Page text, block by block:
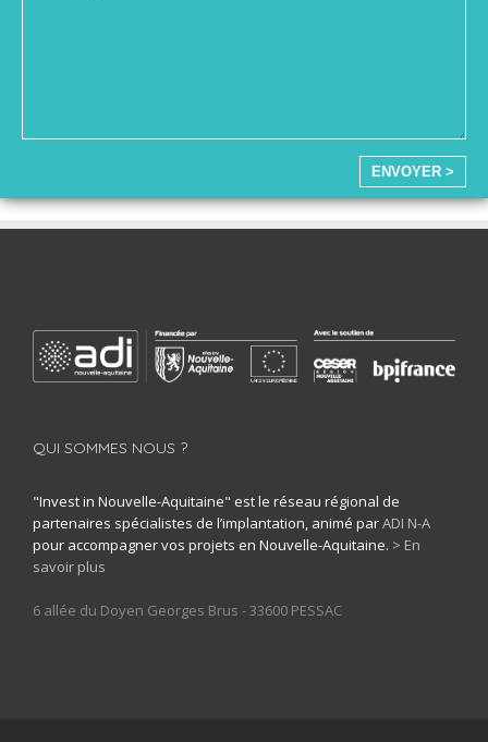
ENVOYER >
QUI SOMMES NOUS ?
"Invest in Nouvelle-Aquitaine" est le réseau régional de
partenaires spécialistes de l’implantation, animé parADI N-A
pour accompagner vos projets en Nouvelle-Aquitaine. > En
savoir plus
6 allée du Doyen Georges Brus - 33600 PESSAC